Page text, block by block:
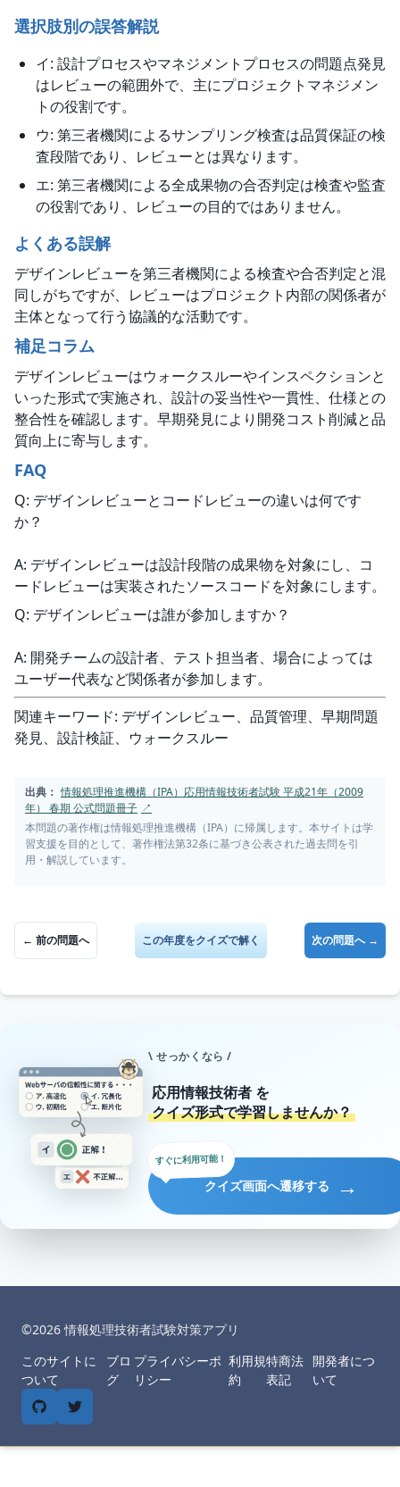
選択肢別の誤答解説
イ: 設計プロセスやマネジメントプロセスの問題点発見
はレビューの範囲外で、主にプロジェクトマネジメン
トの役割です。
ウ: 第三者機関によるサンプリング検査は品質保証の検
査段階であり、レビューとは異なります。
エ: 第三者機関による全成果物の合否判定は検査や監査
の役割であり、レビューの目的ではありません。
よくある誤解
デザインレビューを第三者機関による検査や合否判定と混
同しがちですが、レビューはプロジェクト内部の関係者が
主体となって行う協議的な活動です。
補足コラム
デザインレビューはウォークスルーやインスペクションと
いった形式で実施され、設計の妥当性や一貫性、仕様との
整合性を確認します。早期発見により開発コスト削減と品
質向上に寄与します。
FAQ
Q: デザインレビューとコードレビューの違いは何です
か？
A: デザインレビューは設計段階の成果物を対象にし、コ
ードレビューは実装されたソースコードを対象にします。
Q: デザインレビューは誰が参加しますか？
A: 開発チームの設計者、テスト担当者、場合によっては
ユーザー代表など関係者が参加します。
関連キーワード: デザインレビュー、品質管理、早期問題
発見、設計検証、ウォークスルー
出典： 情報処理推進機構（IPA）応用情報技術者試験 平成21年（2009
年） 春期 公式問題冊子 ↗
本問題の著作権は情報処理推進機構（IPA）に帰属します。本サイトは学
習支援を目的として、著作権法第32条に基づき公表された過去問を引
用・解説しています。
← 前の問題へ この年度をクイズで解く 次の問題へ →
\ せっかくなら /
応用情報技術者 を
クイズ形式で学習しませんか？
クイズ画面へ遷移する →
すぐに利用可能！
©︎2026情報処理技術者試験対策アプリ
このサイトに
ついて
ブロ
グ
プライバシーポ
リシー
利用規
約
特商法
表記
開発者につ
いて